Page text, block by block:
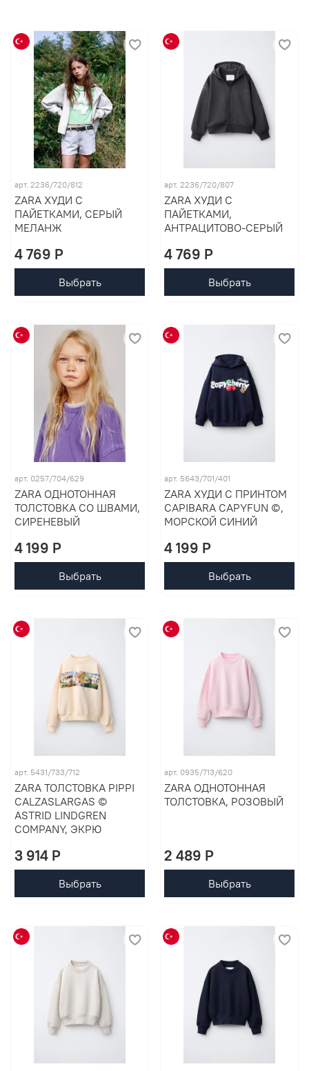
арт. 2236/720/812
ZARA ХУДИ С
ПАЙЕТКАМИ, СЕРЫЙ
МЕЛАНЖ
4 769 P
Выбрать
арт. 2236/720/807
ZARA ХУДИ С
ПАЙЕТКАМИ,
АНТРАЦИТОВО-СЕРЫЙ
4 769 P
Выбрать
арт. 0257/704/629
ZARA ОДНОТОННАЯ
ТОЛСТОВКА СО ШВАМИ,
СИРЕНЕВЫЙ
4 199 P
Выбрать
арт. 5643/701/401
ZARA ХУДИ С ПРИНТОМ
CAPIBARA CAPYFUN ©,
МОРСКОЙ СИНИЙ
4 199 P
Выбрать
арт. 5431/733/712
ZARA ТОЛСТОВКА PIPPI
CALZASLARGAS ©
ASTRID LINDGREN
COMPANY, ЭКРЮ
3 914 P
Выбрать
арт. 0935/713/620
ZARA ОДНОТОННАЯ
ТОЛСТОВКА, РОЗОВЫЙ
2 489 P
Выбрать